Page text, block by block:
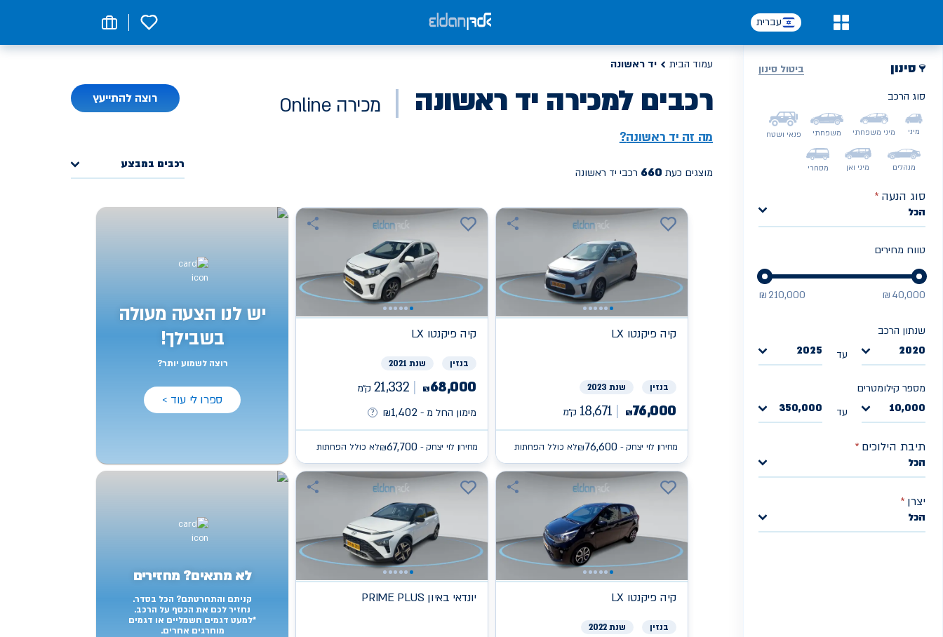
עברית 0
סינון ביטול סינון
סוג הרכב
מיני מיני משפחתי משפחתי פנאי ושטח
מנהלים מיני ואן מסחרי
סוג הנעה *
הכל
טווח מחירים
₪ 40,000
₪ 210,000
שנתון הרכב
2020
עד 2025
מספר קילומטרים
10,000
עד 350,000
תיבת הילוכים *
הכל
יצרן *
הכל
עמוד הבית יד ראשונה
רכבים למכירה יד ראשונה מכירה Online רוצה להתייעץ
מה זה יד ראשונה?
מוצגים כעת רכבי יד ראשונה
רכבים במבצע
קיהפיקנטו LX
בנזין שנת 2023
₪76,000
18,671 ק״מ
מחירון לוי יצחק - ₪76,600 לא כולל הפחתות
קיהפיקנטו LX
בנזין שנת 2021
₪68,000
21,332 ק״מ
מימון החל מ -
₪1,402
מחירון לוי יצחק - ₪67,700 לא כולל הפחתות
יש לנו הצעה מעולה
בשבילך!
רוצה לשמוע יותר?
ספרו לי עוד >
קיהפיקנטו LX
בנזין שנת 2022
יונדאי PRIME PLUS באיון
לא מתאים? מחזירים
קניתם והתחרטתם? הכל בסדר.
נחזיר לכם את הכסף על הרכב.
*למעט דגמים חשמליים או דגמים
מוחרגים אחרים.